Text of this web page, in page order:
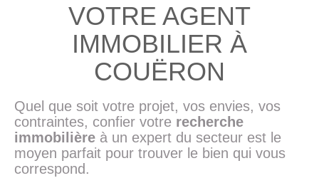
VOTRE AGENT
IMMOBILIER À
COUËRON
Quel que soit votre projet, vos envies, vos
contraintes, confier votre recherche
immobilière à un expert du secteur est le
moyen parfait pour trouver le bien qui vous
correspond.